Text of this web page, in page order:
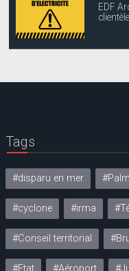
EDF
Tags
#disparu en mer
#cyclone #irma
#Conseil territorial